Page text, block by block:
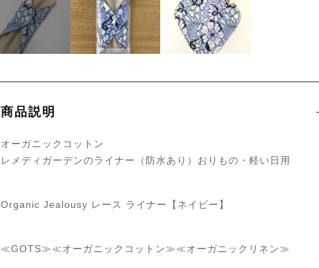
商品説明
オーガニックコットン
レメディガーデンのライナー（防水あり）おりもの・軽い日用
Organic Jealousy レース ライナー【ネイビー】
≪GOTS≫≪オーガニックコットン≫≪オーガニックリネン≫